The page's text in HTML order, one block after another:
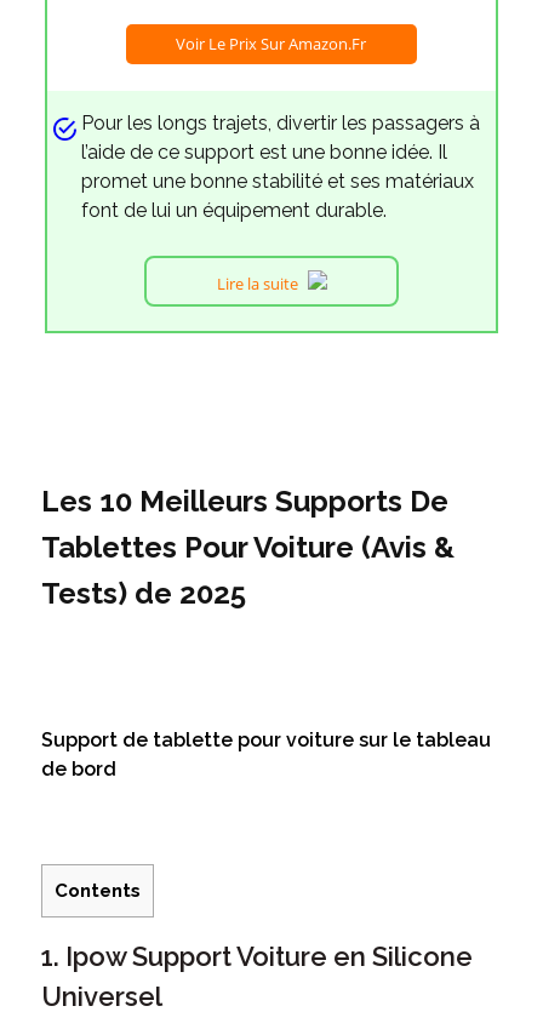
Voir Le Prix Sur Amazon.fr
Pour les longs trajets, divertir les passagers à
l’aide de ce support est une bonne idée. Il
promet une bonne stabilité et ses matériaux
font de lui un équipement durable.
Lire la suite
Les 10 Meilleurs Supports De
Tablettes Pour Voiture (Avis &
Tests) de 2025
Support de tablette pour voiture sur le tableau
de bord
Contents
1. Ipow Support Voiture en Silicone
Universel